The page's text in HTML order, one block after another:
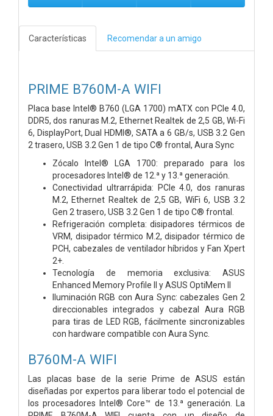
Características Recomendar a un amigo
PRIME B760M-A WIFI
Placa base Intel® B760 (LGA 1700) mATX con PCIe 4.0,
DDR5, dos ranuras M.2, Ethernet Realtek de 2,5 GB, Wi-Fi
6, DisplayPort, Dual HDMI®, SATA a 6 GB/s, USB 3.2 Gen
2 trasero, USB 3.2 Gen 1 de tipo C® frontal, Aura Sync
Zócalo Intel® LGA 1700: preparado para los
procesadores Intel® de 12.ª y 13.ª generación.
Conectividad ultrarrápida: PCIe 4.0, dos ranuras
M.2, Ethernet Realtek de 2,5 GB, WiFi 6, USB 3.2
Gen 2 trasero, USB 3.2 Gen 1 de tipo C® frontal.
Refrigeración completa: disipadores térmicos de
VRM, disipador térmico M.2, disipador térmico de
PCH, cabezales de ventilador híbridos y Fan Xpert
2+.
Tecnología de memoria exclusiva: ASUS
Enhanced Memory Profile II y ASUS OptiMem II
Iluminación RGB con Aura Sync: cabezales Gen 2
direccionables integrados y cabezal Aura RGB
para tiras de LED RGB, fácilmente sincronizables
con hardware compatible con Aura Sync.
B760M-A WIFI
Las placas base de la serie Prime de ASUS están
diseñadas por expertos para liberar todo el potencial de
los procesadores Intel® Core™ de 13.ª generación. La